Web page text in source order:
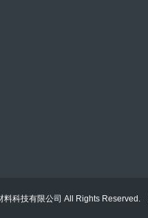
料科技有限公司 All Rights Reserved.